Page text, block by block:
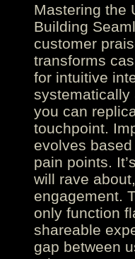
Mastering the
Building
customer
transforms
for intuitive
systematically
you can
touchpoint.
evolves
pain points.
will rave
engagement.
only function
shareable
gap between